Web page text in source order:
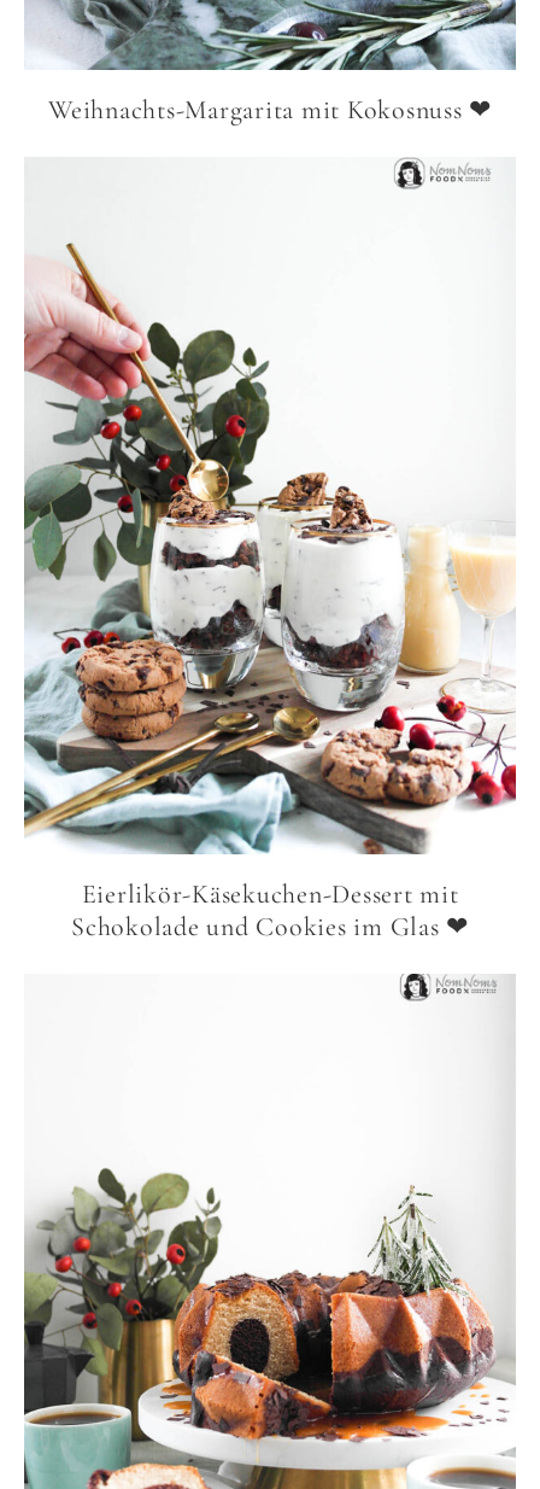
Weihnachts-Margarita mit Kokosnuss ❤
Eierlikör-Käsekuchen-Dessert mit
Schokolade und Cookies im Glas ❤